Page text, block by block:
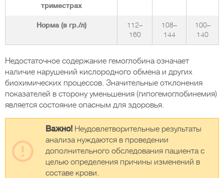
триместрах
Норма (в гр./л)
112–
160
108–
144
100–
140
Недостаточное содержание гемоглобина означает
наличие нарушений кислородного обмена и других
биохимических процессов. Значительные отклонения
показателей в сторону уменьшения (гипогемоглобинемия)
является состояние опасным для здоровья.
Важно! Неудовлетворительные результаты
анализа нуждаются в проведении
дополнительного обследования пациента с
целью определения причины изменений в
составе крови.